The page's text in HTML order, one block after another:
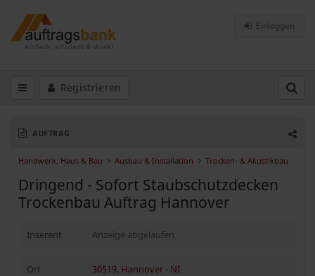
Einloggen
Registrieren
AUFTRAG
Handwerk, Haus & Bau Ausbau & Installation Trocken- & Akustikbau
Dringend - Sofort Staubschutzdecken
Trockenbau Auftrag Hannover
Inserent Anzeige abgelaufen
Ort 30519, Hannover - NI